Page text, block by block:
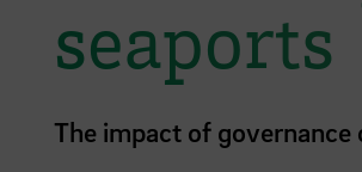
seaports
The impact of